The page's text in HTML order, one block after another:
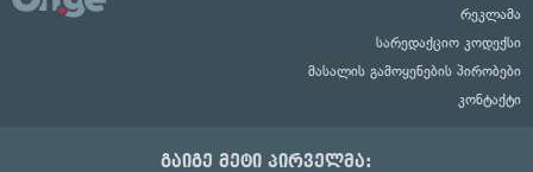
რეკლამა
სარედაქციო კოდექსი
მასალის გამოყენების პირობები
კონტაქტი
გაიგე მეტი პირველმა: